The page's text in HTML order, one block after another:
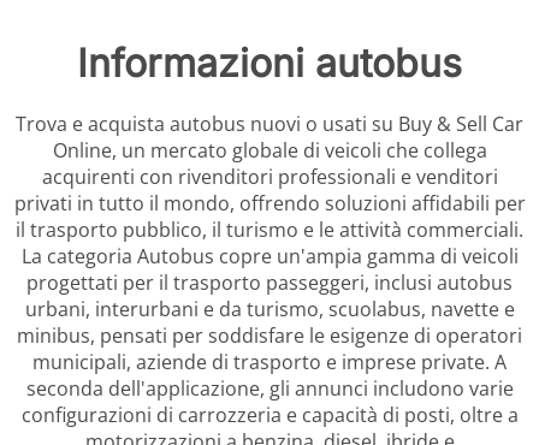
Informazioni autobus
Trova e acquista autobus nuovi o usati su Buy & Sell Car
Online, un mercato globale di veicoli che collega
acquirenti con rivenditori professionali e venditori
privati in tutto il mondo, offrendo soluzioni affidabili per
il trasporto pubblico, il turismo e le attività commerciali.
La categoria Autobus copre un'ampia gamma di veicoli
progettati per il trasporto passeggeri, inclusi autobus
urbani, interurbani e da turismo, scuolabus, navette e
minibus, pensati per soddisfare le esigenze di operatori
municipali, aziende di trasporto e imprese private. A
seconda dell'applicazione, gli annunci includono varie
configurazioni di carrozzeria e capacità di posti, oltre a